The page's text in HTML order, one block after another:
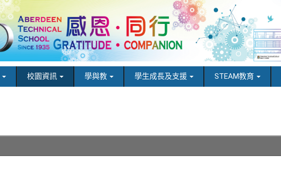
校園資訊 學與教 學生成長及支援 STEAM教育